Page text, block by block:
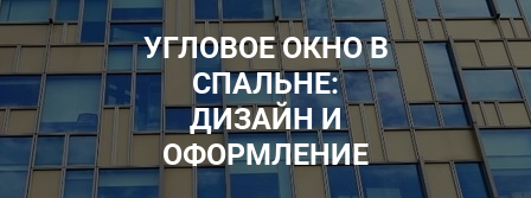
УГЛОВОЕ ОКНО В
СПАЛЬНЕ:
ДИЗАЙН И
ОФОРМЛЕНИЕ